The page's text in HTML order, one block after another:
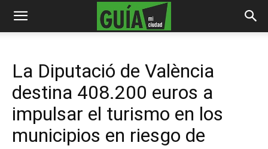
La Diputació de València
destina 408.200 euros a
impulsar el turismo en los
municipios en riesgo de